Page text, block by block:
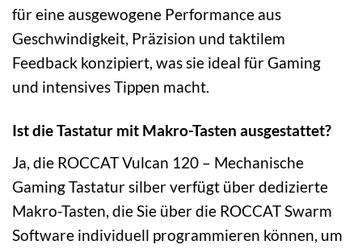
für eine ausgewogene Performance aus
Geschwindigkeit, Präzision und taktilem
Feedback konzipiert, was sie ideal für Gaming
und intensives Tippen macht.
Ist die Tastatur mit Makro-Tasten ausgestattet?
Ja, die ROCCAT Vulcan 120 – Mechanische
Gaming Tastatur silber verfügt über dedizierte
Makro-Tasten, die Sie über die ROCCAT Swarm
Software individuell programmieren können, um